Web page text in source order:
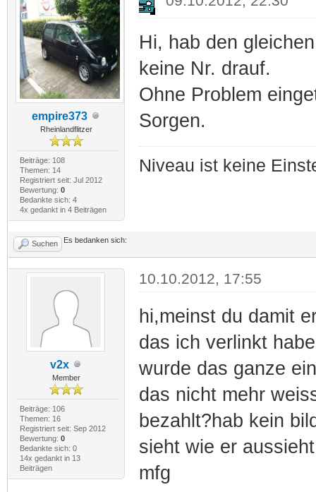
empire373
Rheinlandflitzer
Beiträge: 108
Themen: 14
Registriert seit: Jul 2012
Bewertung: 0
Bedankte sich: 4
4x gedankt in 4 Beiträgen
Hi, hab den
keine Nr. drauf.
Ohne Problem
Sorgen.
Niveau ist keine
Suchen Es bedanken sich:
v2x
Member
Beiträge: 106
Themen: 16
Registriert seit: Sep 2012
Bewertung: 0
Bedankte sich: 0
14x gedankt in 13
Beiträgen
10.10.2012, 17:55
hi,meinst du damit
das ich verlinkt
wurde das ganze
das nicht mehr
bezahlt?hab kein
sieht wie er
mfg